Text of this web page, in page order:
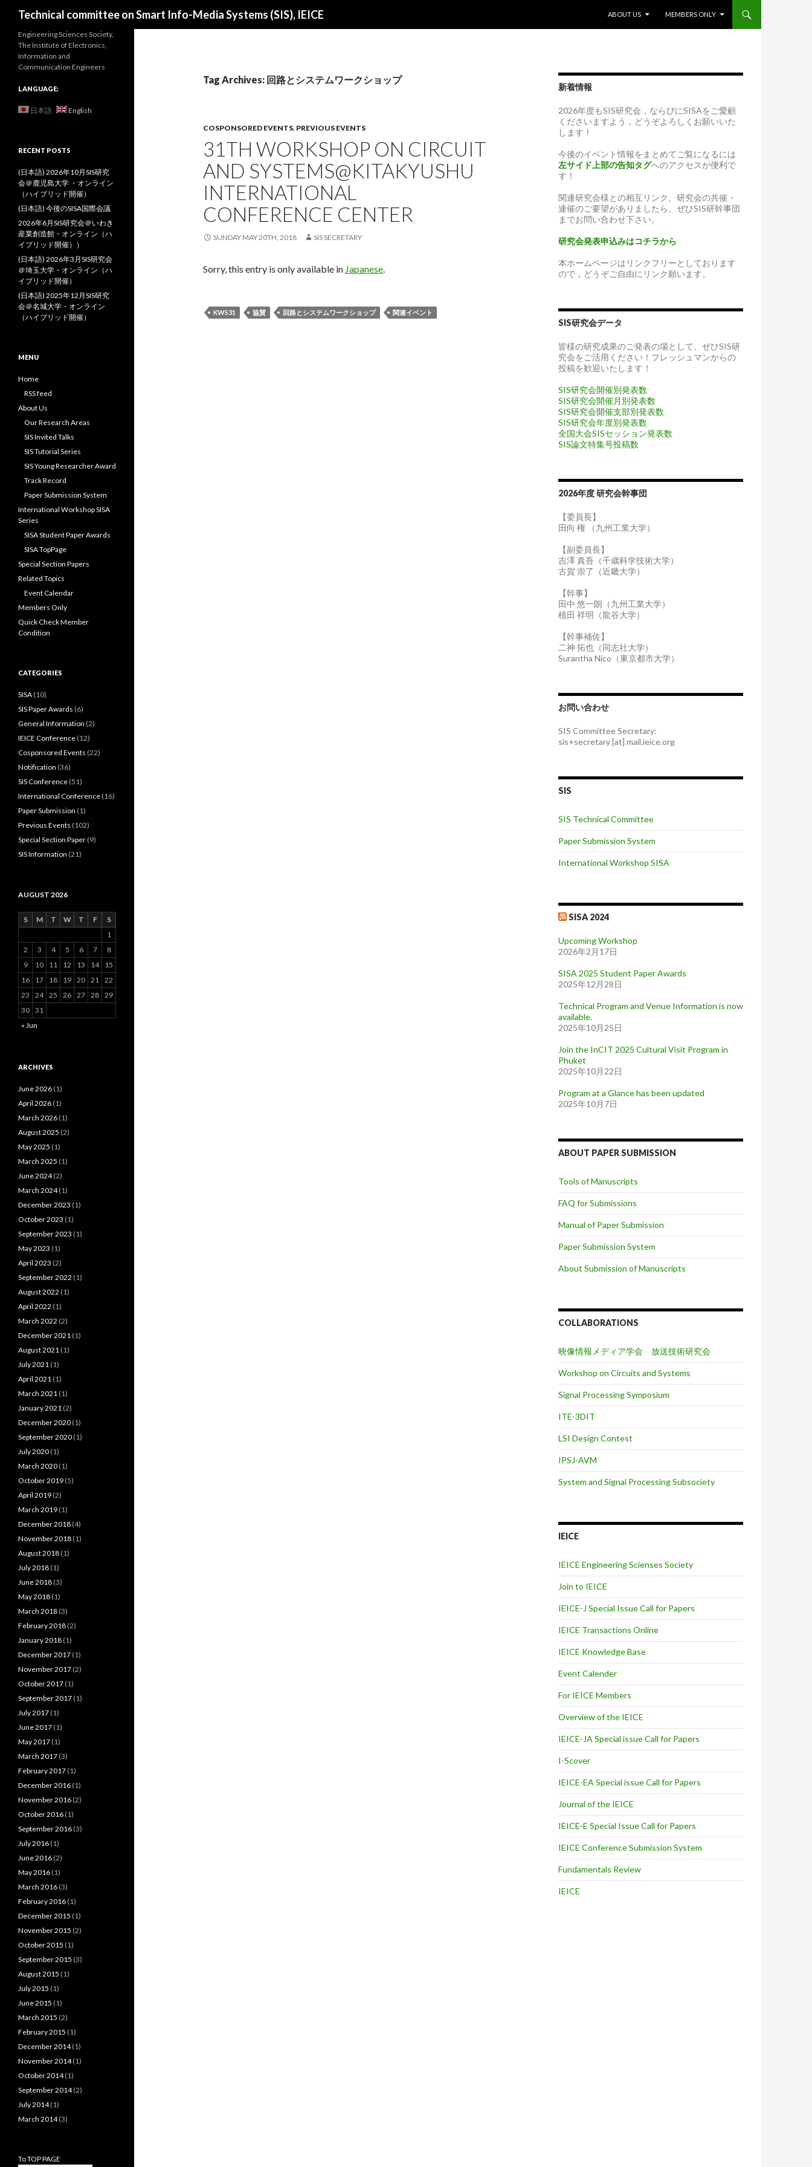
Technical committee on Smart Info-Media Systems (SIS), IEICE
ABOUT US
MEMBERS ONLY
Tag Archives: 回路とシステムワークショップ
COSPONSORED EVENTS, PREVIOUS EVENTS
31TH WORKSHOP ON CIRCUIT
AND SYSTEMS@KITAKYUSHU
INTERNATIONAL
CONFERENCE CENTER
SUNDAY MAY 20TH, 2018 SIS SECRETARY
Sorry, this entry is only available in Japanese.
KWS31 協賛 回路とシステムワークショップ 関連イベント
新着情報
2026年度もSIS研究会，ならびにSISAをご愛顧
くださいますよう，どうぞよろしくお願いいた
します！
今後のイベント情報をまとめてご覧になるには
左サイド上部の告知タグへのアクセスが便利で
す！
関連研究会様との相互リンク、研究会の共催・
連催のご要望がありましたら、ぜひSIS研幹事団
までお問い合わせ下さい。
研究会発表申込みはコチラから
本ホームページはリンクフリーとしております
ので，どうぞご自由にリンク願います。
SIS研究会データ
皆様の研究成果のご発表の場として、ぜひSIS研
究会をご活用ください！フレッシュマンからの
投稿を歓迎いたします！
SIS研究会開催別発表数
SIS研究会開催月別発表数
SIS研究会開催支部別発表数
SIS研究会年度別発表数
全国大会SISセッション発表数
SIS論文特集号投稿数
2026年度 研究会幹事団
【委員長】
田向 権 （九州工業大学）
【副委員長】
吉澤 真吾（千歳科学技術大学）
古賀 崇了（近畿大学）
【幹事】
田中 悠一朗（九州工業大学）
植田 祥明（龍谷大学）
【幹事補佐】
二神 拓也（同志社大学）
Surantha Nico（東京都市大学）
お問い合わせ
SIS Committee Secretary:
sis+secretary [at] mail.ieice.org
SIS
SIS Technical Committee
Paper Submission System
International Workshop SISA
SISA 2024
Upcoming Workshop
2026年2月17日
SISA 2025 Student Paper Awards
2025年12月28日
Technical Program and Venue Information is now
available.
2025年10月25日
Join the InCIT 2025 Cultural Visit Program in
Phuket
2025年10月22日
Program at a Glance has been updated
2025年10月7日
ABOUT PAPER SUBMISSION
Tools of Manuscripts
FAQ for Submissions
Manual of Paper Submission
Paper Submission System
About Submission of Manuscripts
COLLABORATIONS
映像情報メディア学会 放送技術研究会
Workshop on Circuits and Systems
Signal Processing Symposium
ITE-3DIT
LSI Design Contest
IPSJ-AVM
System and Signal Processing Subsociety
IEICE
IEICE Engineering Scienses Society
Join to IEICE
IEICE-J Special Issue Call for Papers
IEICE Transactions Online
IEICE Knowledge Base
Event Calender
For IEICE Members
Overview of the IEICE
IEICE-JA Special issue Call for Papers
I-Scover
IEICE-EA Special issue Call for Papers
Journal of the IEICE
IEICE-E Special Issue Call for Papers
IEICE Conference Submission System
Fundamentals Review
IEICE
Engineering Sciences Society,
The Institute of Electronics,
Information and
Communication Engineers
LANGUAGE:
日本語 English
RECENT POSTS
(日本語) 2026年10月SIS研究
会＠鹿児島大学 ・オンライン
（ハイブリッド開催）
(日本語) 今後のSISA国際会議
2026年6月SIS研究会＠いわき
産業創造館・オンライン（ハ
イブリッド開催））
(日本語) 2026年3月SIS研究会
＠埼玉大学・オンライン（ハ
イブリッド開催）
(日本語) 2025年12月SIS研究
会＠名城大学・オンライン
（ハイブリッド開催）
MENU
Home
RSS feed
About Us
Our Research Areas
SIS Invited Talks
SIS Tutorial Series
SIS Young Researcher Award
Track Record
Paper Submission System
International Workshop SISA
Series
SISA Student Paper Awards
SISA TopPage
Special Section Papers
Related Topics
Event Calendar
Members Only
Quick Check Member
Condition
CATEGORIES
SISA (10)
SIS Paper Awards (6)
General Information (2)
IEICE Conference (12)
Cosponsored Events (22)
Notification (36)
SIS Conference (51)
International Conference (16)
Paper Submission (1)
Previous Events (102)
Special Section Paper (9)
SIS Information (21)
AUGUST 2026
S M T W T F
S
1
2
3 4 5 6 7
8
9
10 11 12 13 14
15
16
17 18 19 20 21 22
23
24 25 26 27 28 29
30 31
« Jun
ARCHIVES
June 2026 (1)
April 2026 (1)
March 2026 (1)
August 2025 (2)
May 2025 (1)
March 2025 (1)
June 2024(2)
March 2024(1)
December 2023 (1)
October 2023 (1)
September 2023 (1)
May 2023 (1)
April 2023 (2)
September 2022 (1)
August 2022 (1)
April 2022 (1)
March 2022 (2)
December 2021 (1)
August 2021 (1)
July 2021 (1)
April 2021 (1)
March 2021 (1)
January 2021 (2)
December 2020 (1)
September 2020 (1)
July 2020 (1)
March 2020 (1)
October 2019 (5)
April 2019 (2)
March 2019 (1)
December 2018 (4)
November 2018 (1)
August 2018 (1)
July 2018 (1)
June 2018 (3)
May 2018 (1)
March 2018 (3)
February 2018 (2)
January 2018 (1)
December 2017 (1)
November 2017 (2)
October 2017 (1)
September 2017 (1)
July 2017 (1)
June 2017 (1)
May 2017 (1)
March 2017 (3)
February 2017 (1)
December 2016 (1)
November 2016 (2)
October 2016 (1)
September 2016 (3)
July 2016 (1)
June 2016 (2)
May 2016 (1)
March 2016 (3)
February 2016 (1)
December 2015 (1)
November 2015 (2)
October 2015 (1)
September 2015 (3)
August 2015 (1)
July 2015 (1)
June 2015 (1)
March 2015 (2)
February 2015 (1)
December 2014(1)
November 2014(1)
October 2014(1)
September 2014(2)
July 2014(1)
March 2014(3)
To TOP PAGE